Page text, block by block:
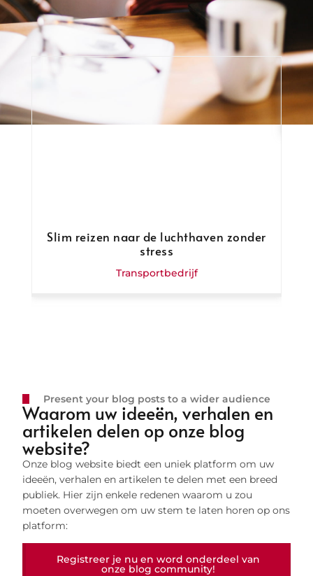
Slim reizen naar de luchthaven zonder
stress
Transportbedrijf
Present your blog posts to a wider audience
Waarom uw ideeën, verhalen en
artikelen delen op onze blog
website?
Onze blog website biedt een uniek platform om uw
ideeën, verhalen en artikelen te delen met een breed
publiek. Hier zijn enkele redenen waarom u zou
moeten overwegen om uw stem te laten horen op ons
platform:
Registreer je nu en word onderdeel van
onze blog community!